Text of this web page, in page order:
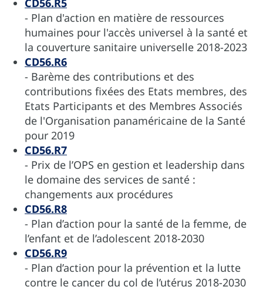
CD56.R5
- Plan d'action en matière de ressources
humaines pour l'accès universel à la santé et
la couverture sanitaire universelle 2018-2023
CD56.R6
- Barème des contributions et des
contributions fixées des Etats membres, des
Etats Participants et des Membres Associés
de l'Organisation panaméricaine de la Santé
pour 2019
CD56.R7
- Prix de l’OPS en gestion et leadership dans
le domaine des services de santé :
changements aux procédures
CD56.R8
- Plan d’action pour la santé de la femme, de
l’enfant et de l’adolescent 2018-2030
CD56.R9
- Plan d’action pour la prévention et la lutte
contre le cancer du col de l’utérus 2018-2030